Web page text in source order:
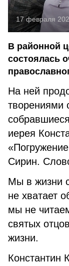
17 февраля
В районной
состоялась
На ней
творениями
иерея
Сирин.
Мы в жизни
не хватает
мы не
святых
жизни.
Константин